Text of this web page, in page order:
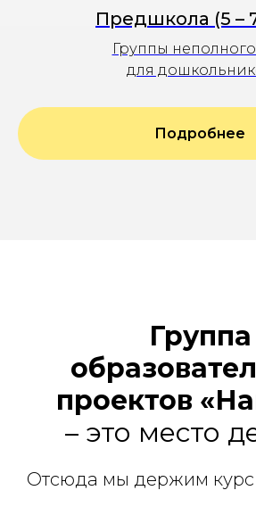
Предшкола (5 –
Группы
для
Подробнее
Группа
проектов
– это место
Отсюда мы держим